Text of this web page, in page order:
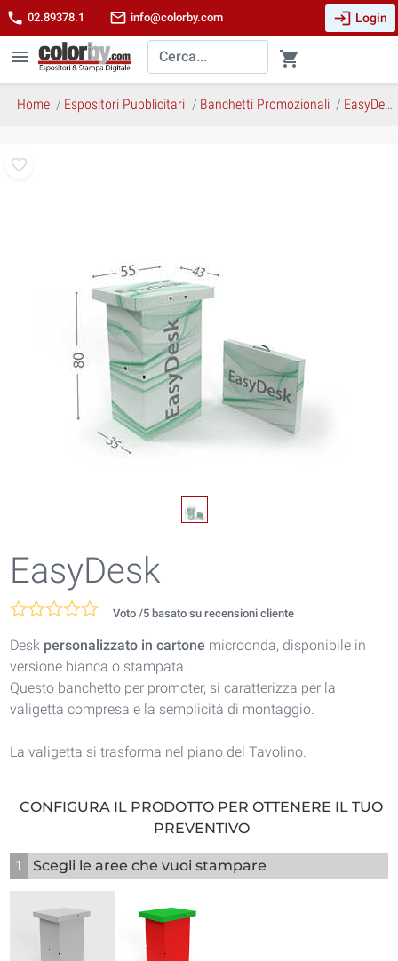
phone 02.89378.1 mail_outline info@colorby.com login Login
menu shopping_cart
Home Espositori Pubblicitari Banchetti Promozionali EasyDesk
EasyDesk
Voto /5 basato su recensioni cliente
Desk personalizzato in cartone microonda, disponibile in
versione bianca o stampata.
Questo banchetto per promoter, si caratterizza per la
valigetta compresa e la semplicità di montaggio.
La valigetta si trasforma nel piano del Tavolino.
CONFIGURA IL PRODOTTO PER OTTENERE IL TUO
PREVENTIVO
1 Scegli le aree che vuoi stampare